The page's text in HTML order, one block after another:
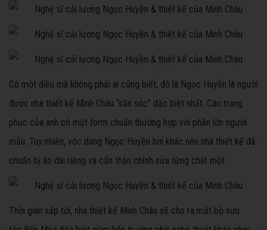
Có một điều mà không phải ai cũng biết, đó là Ngọc Huyền là người
được nhà thiết kế Minh Châu “săn sóc” đặc biệt nhất. Các trang
phục của anh có một form chuẩn thường hợp với phần lớn người
mẫu. Tuy nhiên, vóc dáng Ngọc Huyền hơi khác nên nhà thiết kế đã
chuẩn bị áo dài riêng và cẩn thận chỉnh sửa từng chút một.
Thời gian sắp tới, nhà thiết kế Minh Châu sẽ cho ra mắt bộ sưu